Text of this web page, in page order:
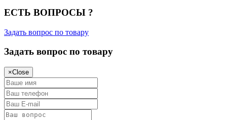
ЕСТЬ ВОПРОСЫ ?
Задать вопрос по товару
Задать вопрос по товару
×Close